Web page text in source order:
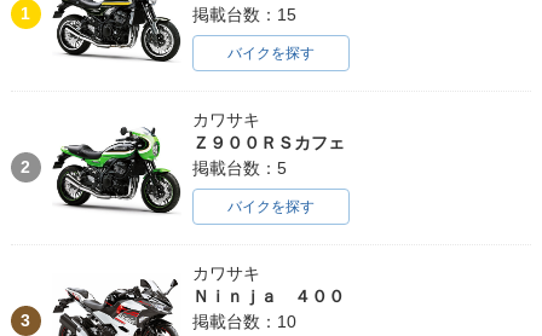
1
掲載台数：15
バイクを探す
2
カワサキ
Ｚ９００ＲＳカフェ
掲載台数：5
バイクを探す
3
カワサキ
Ｎｉｎｊａ ４００
掲載台数：10